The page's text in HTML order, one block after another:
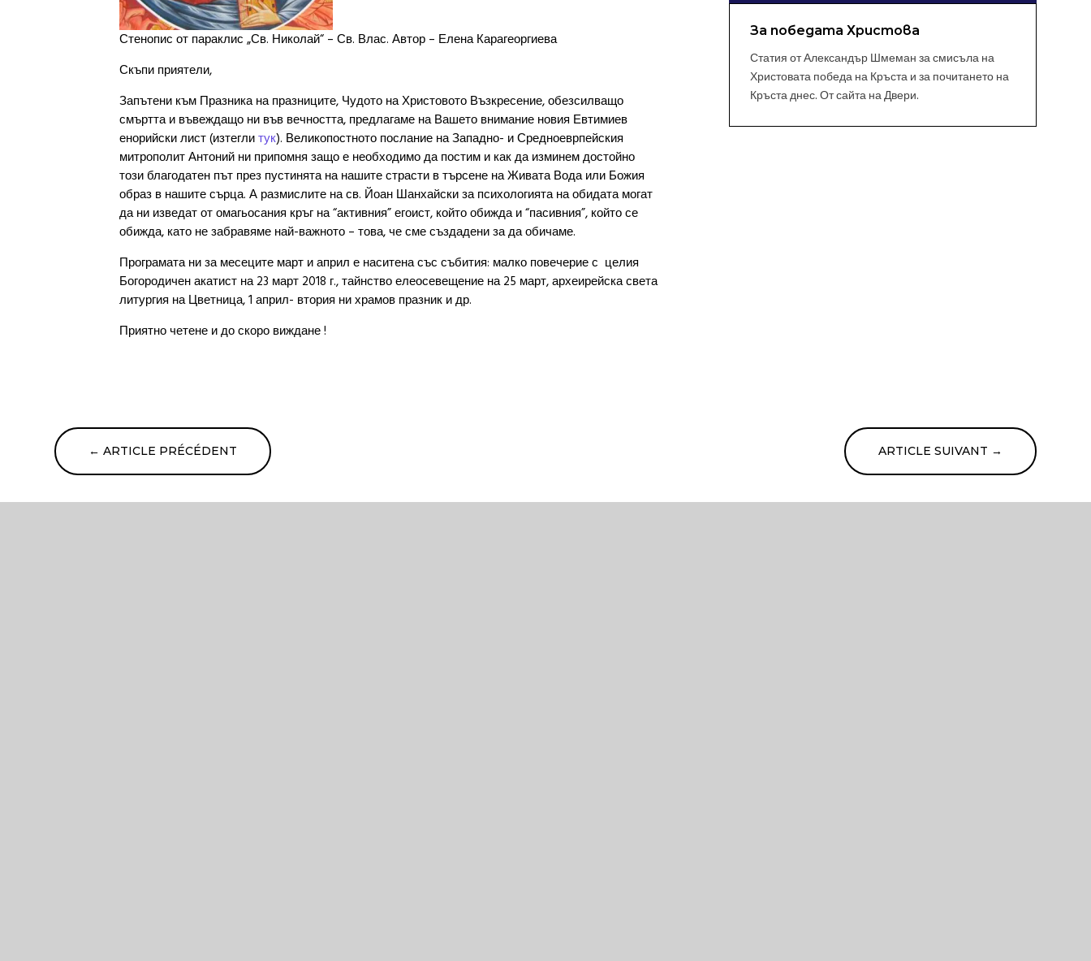
Стенопис от параклис „Св. Николай“ – Св. Влас. Автор – Елена Карагеоргиева
Скъпи приятели,
Запътени към Празника на празниците, Чудото на Христовото Възкресение, обезсилващо
смъртта и въвеждащо ни във вечността, предлагаме на Вашето внимание новия Евтимиев
енорийски лист (изтеглитук). Великопостното послание на Западно- и Средноеврпейския
митрополит Антоний ни припомня защо е необходимо да постим и как да изминем достойно
този благодатен път през пустинята на нашите страсти в търсене на Живата Вода или Божия
образ в нашите сърца. А размислите на св. Йоан Шанхайски за психологията на обидата могат
да ни изведат от омагьосания кръг на “активния” егоист, който обижда и “пасивния”, който се
обижда, като не забравяме най-важното – това, че сме създадени за да обичаме.
Програмата ни за месеците март и април е наситена със събития: малко повечерие с целия
Богородичен акатист на 23 март 2018 г., тайнство елеосевещение на 25 март, археирейска света
литургия на Цветница, 1 април- втория ни храмов празник и др.
Приятно четене и до скоро виждане !
За победата Христова
Статия от Александър Шмеман за смисъла на
Христовата победа на Кръста и за почитането на
Кръста днес. От сайта на Двери.
←ARTICLE PRÉCÉDENT ARTICLE SUIVANT →